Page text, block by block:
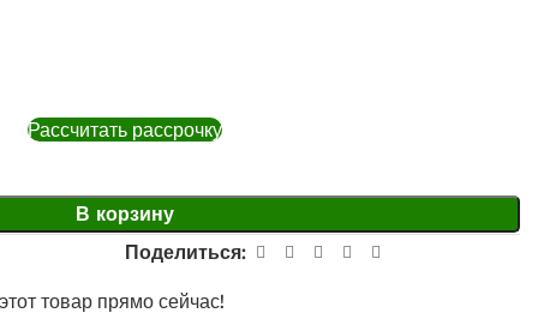
Рассчитать рассрочку
В корзину
Поделиться:
товар прямо сейчас!